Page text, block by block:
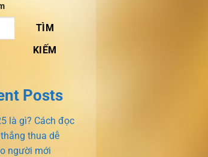
TÌM
KIẾM
Posts
là gì? Cách đọc
thua dễ
người mới